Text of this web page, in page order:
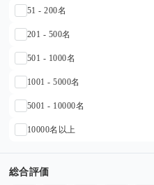
51 - 200名
201 - 500名
501 - 1000名
1001 - 5000名
5001 - 10000名
10000名以上
総合評価